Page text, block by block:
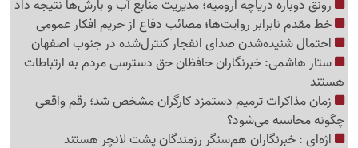
رونق دوباره دریاچه ارومیه؛ مدیریت منابع آب و بارش‌ها نتیجه داد
خط مقدم نابرابر روایت‌ها؛ مصائب دفاع از حریم افکار عمومی
احتمال شنیده‌شدن صدای انفجار کنترل‌شده در جنوب اصفهان
ستار هاشمی: خبرنگاران حافظان حق دسترسی مردم به ارتباطات
هستند
زمان مذاکرات ترمیم دستمزد کارگران مشخص شد؛ رقم واقعی
چگونه محاسبه می‌شود؟
اژه‌ای : خبرنگاران هم‌سنگر رزمندگان پشت لانچر هستند